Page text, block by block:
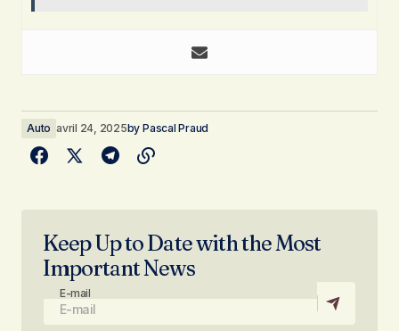
Auto avril 24, 2025by Pascal Praud
Keep Up to Date with the Most
Important News
E-mail